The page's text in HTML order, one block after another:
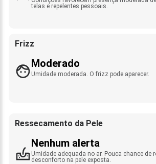
telas e repelentes pessoais.
Frizz
Moderado
Umidade moderada. O frizz pode aparecer.
Ressecamento da Pele
Nenhum alerta
Umidade adequada no ar. Pouca chance de
desconforto na pele exposta.